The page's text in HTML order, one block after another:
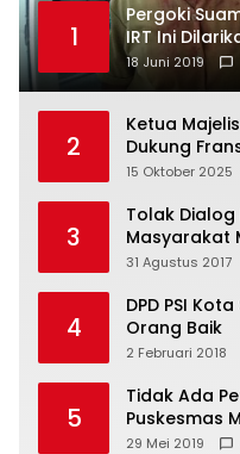
1
Pergoki
IRT Ini
18 Juni 2019
2
Ketua
Dukung
Freeport
15 Oktober 2025
3
Tolak Dialog
Masyarakat
31 Agustus 2017
4
DPD PSI
Orang Baik
2 Februari 2018
5
Tidak Ada
Puskesmas
29 Mei 2019